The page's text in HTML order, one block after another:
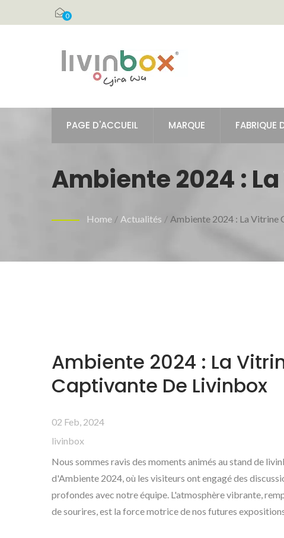
0
PAGE D'ACCUEIL MARQUE FABRIQUE
Ambiente 2024 :
Home / Actualités / Ambiente 2024 : La Vitrine
Ambiente 2024 : La
Captivante De Livinbox
02 Feb, 2024
livinbox
Nous sommes ravis des moments animés au stand de
d'Ambiente 2024, où les visiteurs ont engagé des
profondes avec notre équipe. L'atmosphère vibrante,
de sourires, est la force motrice de nos futures